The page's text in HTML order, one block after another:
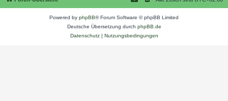
Powered by phpBB® Forum Software © phpBB Limited
Deutsche Übersetzung durch phpBB.de
Datenschutz| Nutzungsbedingungen